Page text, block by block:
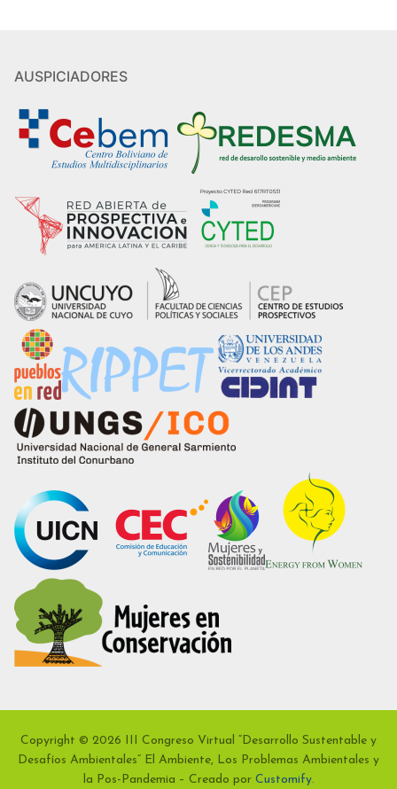
AUSPICIADORES
Copyright © 2026 III Congreso Virtual “Desarrollo Sustentable y
Desafíos Ambientales” El Ambiente, Los Problemas Ambientales y
la Pos-Pandemia – Creado por Customify.